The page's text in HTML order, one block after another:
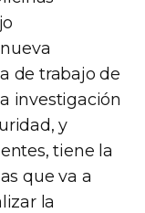
de trabajo de
investigación
y
tiene la
que va a
la